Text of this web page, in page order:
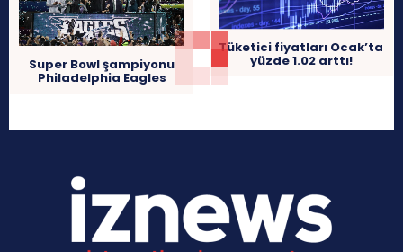
Super Bowl şampiyonu
Philadelphia Eagles
Tüketici fiyatları Ocak’ta
yüzde 1.02 arttı!